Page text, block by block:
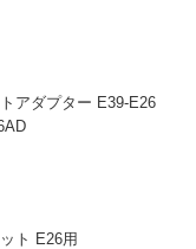
アダプター E39-E26
ト E26用